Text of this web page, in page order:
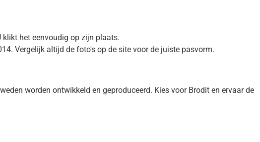
klikt het eenvoudig op zijn plaats.
Vergelijk altijd de foto's op de site voor de juiste pasvorm.
worden ontwikkeld en geproduceerd. Kies voor Brodit en ervaar de